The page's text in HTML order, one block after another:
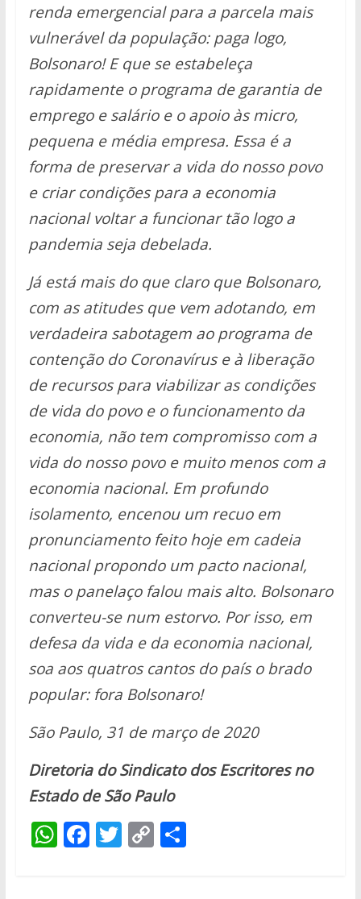
renda emergencial para a parcela mais
vulnerável da população: paga logo,
Bolsonaro! E que se estabeleça
rapidamente o programa de garantia de
emprego e salário e o apoio às micro,
pequena e média empresa. Essa é a
forma de preservar a vida do nosso povo
e criar condições para a economia
nacional voltar a funcionar tão logo a
pandemia seja debelada.
Já está mais do que claro que Bolsonaro,
com as atitudes que vem adotando, em
verdadeira sabotagem ao programa de
contenção do Coronavírus e à liberação
de recursos para viabilizar as condições
de vida do povo e o funcionamento da
economia, não tem compromisso com a
vida do nosso povo e muito menos com a
economia nacional. Em profundo
isolamento, encenou um recuo em
pronunciamento feito hoje em cadeia
nacional propondo um pacto nacional,
mas o panelaço falou mais alto. Bolsonaro
converteu-se num estorvo. Por isso, em
defesa da vida e da economia nacional,
soa aos quatros cantos do país o brado
popular: fora Bolsonaro!
São Paulo, 31 de março de 2020
Diretoria do Sindicato dos Escritores no
Estado de São Paulo
W F T C S